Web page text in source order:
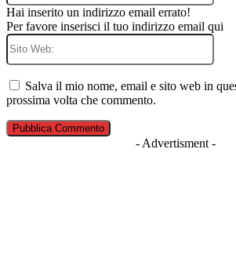
Hai inserito un indirizzo email errato!
Per favore inserisci il tuo indirizzo email qui
Sito
Salva il mio nome, email e sito web in
prossima volta che commento.
- Advertisment -